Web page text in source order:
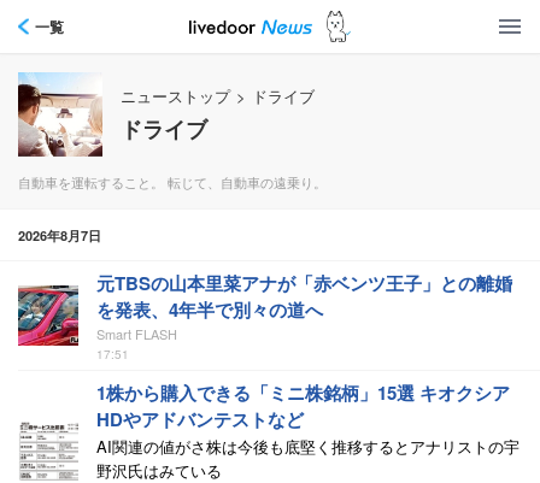
一覧
ニューストップ > ドライブ
ドライブ
自動車を運転すること。 転じて、自動車の遠乗り。
2026年8月7日
元TBSの山本里菜アナが「赤ベンツ王子」との離婚
を発表、4年半で別々の道へ
Smart FLASH
17:51
1株から購入できる「ミニ株銘柄」15選 キオクシア
HDやアドバンテストなど
AI関連の値がさ株は今後も底堅く推移するとアナリストの宇
野沢氏はみている